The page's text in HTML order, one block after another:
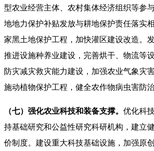
型农业经营主体、农村集体经济组织等参
地地力保护补贴发放与耕地保护责任落实
家黑土地保护工程，加快灌区建设改造。
推进设施种养业建设，完善烘干、物流等
防灾减灾救灾能力建设，加强农业气象灾
施动植物保护工程，健全农作物病虫害防
（七）强化农业科技和装备支撑。 优化科
持基础研究和公益性研究科研机构，建立
价制度。建设重大科技基础设施，加强原